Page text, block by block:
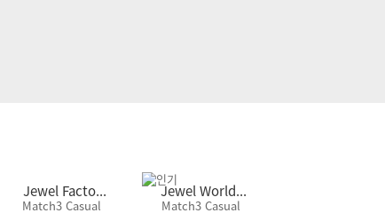
Jewel Facto...
Match3 Casual
Jewel World...
Match3 Casual